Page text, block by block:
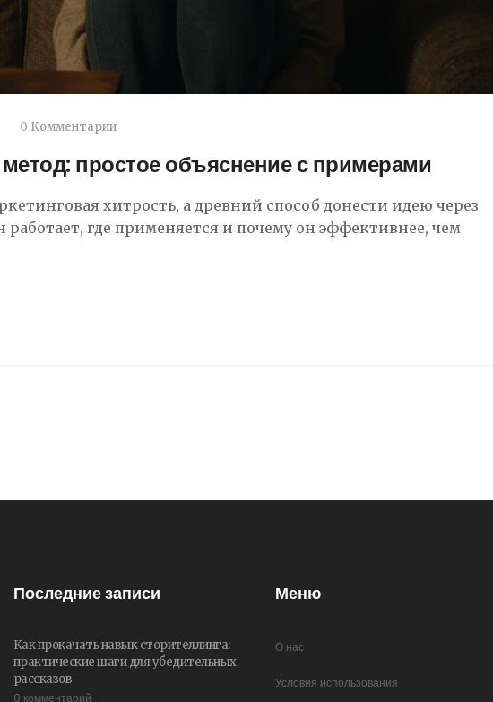
0 Комментарии
метод: простое объяснение с примерами
хитрость, а древний способ донести идею через
где применяется и почему он эффективнее, чем
Последние записи
Как прокачать навык сторителлинга:
практические шаги для убедительных
рассказов
0 комментарий
Меню
О нас
Условия использования